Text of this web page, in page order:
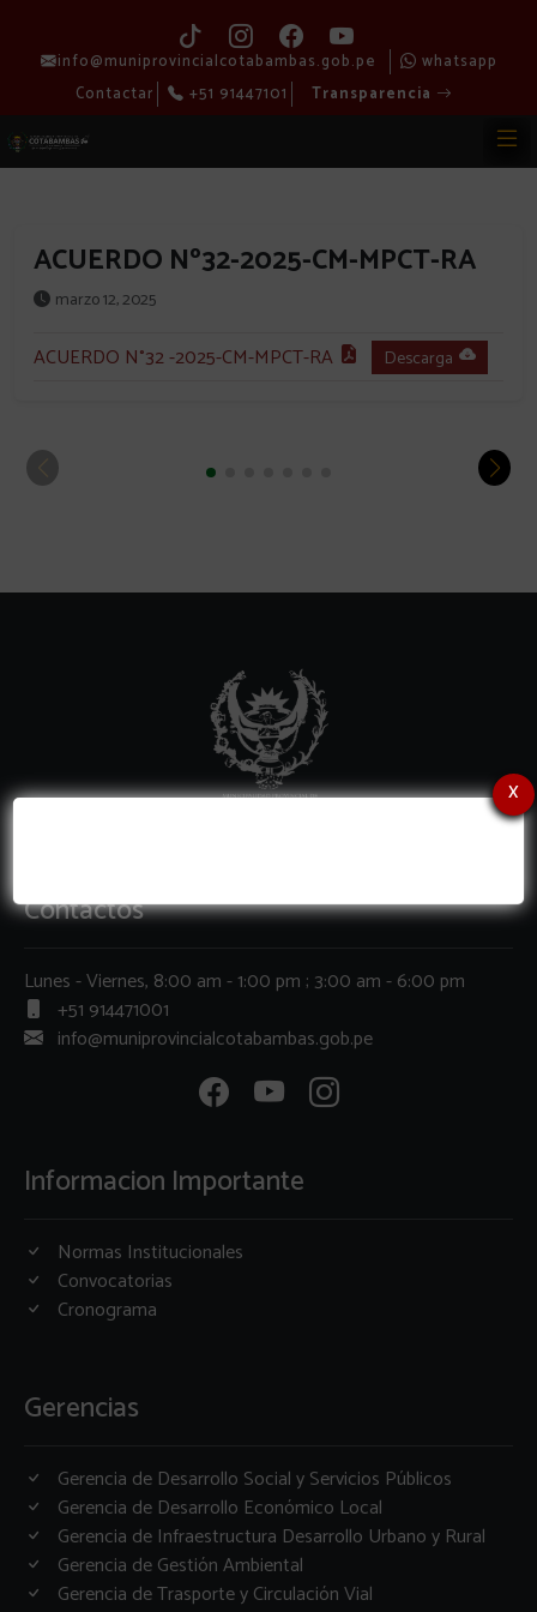
info@muniprovincialcotabambas.gob.pe
whatsapp
Contactar
+51 91447101 Transparencia
ACUERDO Nº32-2025-CM-MPCT-RA
marzo 12, 2025
ACUERDO N°32 -2025-CM-MPCT-RA Descarga
x
Contactos
Lunes - Viernes, 8:00 am - 1:00 pm ; 3:00 am - 6:00 pm
+51 914471001
info@muniprovincialcotabambas.gob.pe
Informacion Importante
Normas Institucionales
Convocatorias
Cronograma
Gerencias
Gerencia de Desarrollo Social y Servicios Públicos
Gerencia de Desarrollo Económico Local
Gerencia de Infraestructura Desarrollo Urbano y Rural
Gerencia de Gestión Ambiental
Gerencia de Trasporte y Circulación Vial